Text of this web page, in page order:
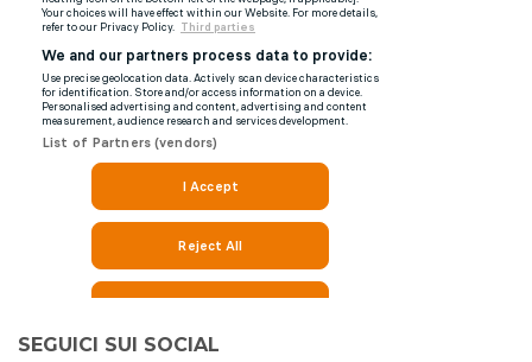
SEGUICI SUI SOCIAL